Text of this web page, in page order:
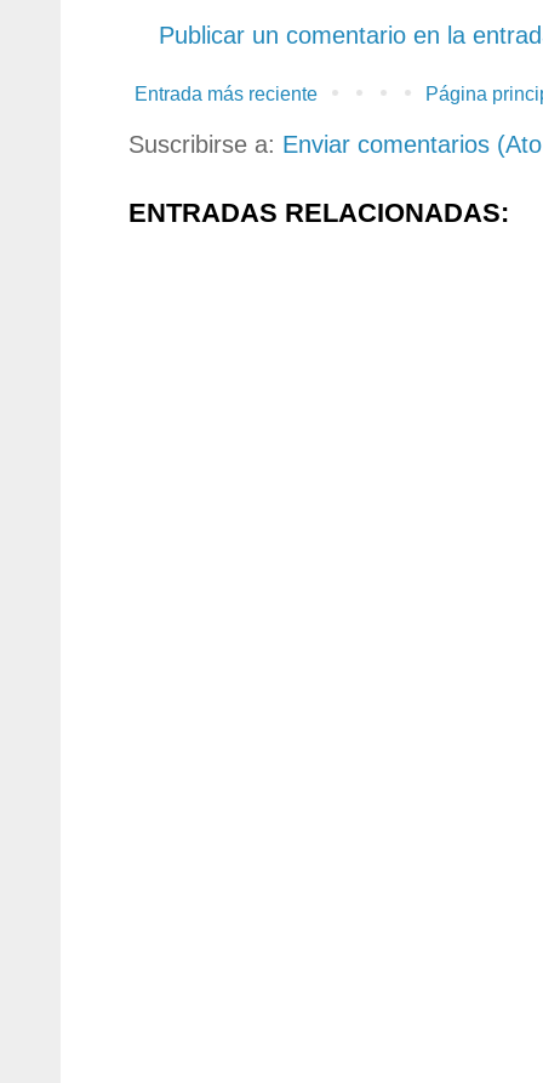
Publicar un comentario en la
Entrada más reciente Página
Suscribirse a: Enviar comentarios
ENTRADAS RELACIONADAS: